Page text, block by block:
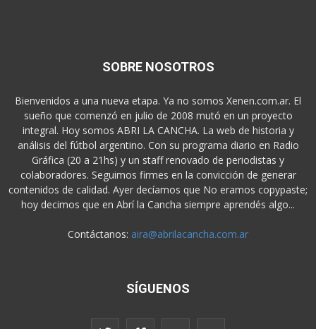
SOBRE NOSOTROS
Bienvenidos a una nueva etapa. Ya no somos Xenen.com.ar. El
sueño que comenzó en julio de 2008 mutó en un proyecto
integral. Hoy somos ABRI LA CANCHA. La web de historia y
análisis del fútbol argentino. Con su programa diario en Radio
Gráfica (20 a 21hs) y un staff renovado de periodistas y
colaboradores. Seguimos firmes en la convicción de generar
contenidos de calidad. Ayer decíamos que No eramos copypaste;
hoy decimos que en Abrí la Cancha siempre aprendés algo...
Contáctanos: aira@abrilacancha.com.ar
SÍGUENOS